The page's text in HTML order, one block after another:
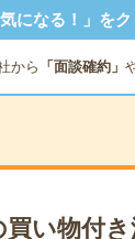
になる！」をク
から 「面談確約」
い物付き